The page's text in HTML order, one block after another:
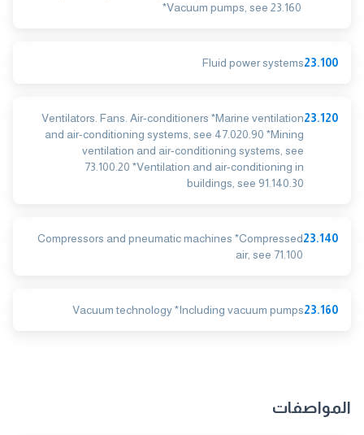
*Vacuum pumps, see 23.160
23.100
Fluid power systems
23.120
Ventilators. Fans. Air-conditioners *Marine ventilation
and air-conditioning systems, see 47.020.90 *Mining
ventilation and air-conditioning systems, see
73.100.20 *Ventilation and air-conditioning in
buildings, see 91.140.30
23.140
Compressors and pneumatic machines *Compressed
air, see 71.100
23.160
Vacuum technology *Including vacuum pumps
المواصفات